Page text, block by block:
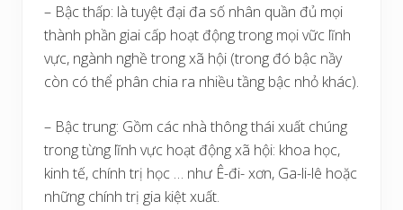
– Bậc thấp: là tuyệt đại đa số nhân quần đủ mọi
thành phần giai cấp hoạt động trong mọi vữc lĩnh
vực, ngành nghề trong xã hội (trong đó bậc nầy
còn có thể phân chia ra nhiều tầng bậc nhỏ khác).
– Bậc trung: Gồm các nhà thông thái xuất chúng
trong từng lĩnh vực hoạt động xã hội: khoa học,
kinh tế, chính trị học … như Ê-đi- xơn, Ga-li-lê hoặc
những chính trị gia kiệt xuất.